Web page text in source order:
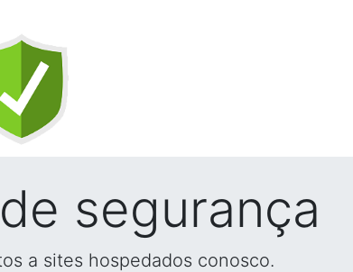
segurança
a sites hospedados conosco.